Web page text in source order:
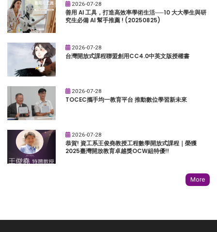
2026-07-28
善用 AI 工具，打造高效率學術生活──10 大大學生與研
究生必備 AI 幫手推薦 ! (20250825)
2026-07-28
台灣開放式課程聯盟創用CC4.0中英文版授權書
2026-07-28
TOCEC攜手均一教育平台 推動數位學習新未來
2026-07-28
恭賀! 資工系王俊堯教授工程數學開放式課程｜榮獲
2025臺灣開放教育卓越獎OCW組特優!!
More